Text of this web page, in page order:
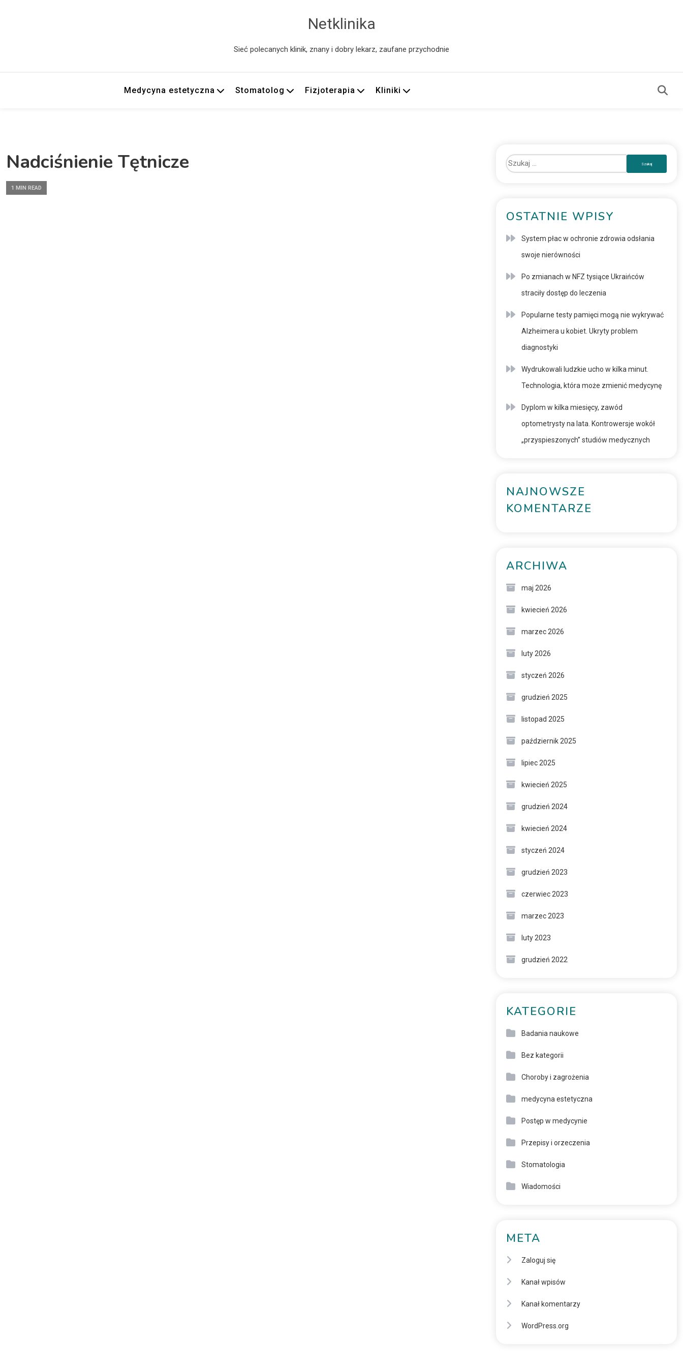
Netklinika
Sieć polecanych klinik, znany i dobry lekarz, zaufane przychodnie
Medycyna estetyczna Stomatolog Fizjoterapia Kliniki
Nadciśnienie Tętnicze
1 MIN READ
OSTATNIE WPISY
System płac w ochronie zdrowia odsłania
swoje nierówności
Po zmianach w NFZ tysiące Ukraińców
straciły dostęp do leczenia
Popularne testy pamięci mogą nie wykrywać
Alzheimera u kobiet. Ukryty problem
diagnostyki
Wydrukowali ludzkie ucho w kilka minut.
Technologia, która może zmienić medycynę
Dyplom w kilka miesięcy, zawód
optometrysty na lata. Kontrowersje wokół
„przyspieszonych” studiów medycznych
NAJNOWSZE
KOMENTARZE
ARCHIWA
maj 2026
kwiecień 2026
marzec 2026
luty 2026
styczeń 2026
grudzień 2025
listopad 2025
październik 2025
lipiec 2025
kwiecień 2025
grudzień 2024
kwiecień 2024
styczeń 2024
grudzień 2023
czerwiec 2023
marzec 2023
luty 2023
grudzień 2022
KATEGORIE
Badania naukowe
Bez kategorii
Choroby i zagrożenia
medycyna estetyczna
Postęp w medycynie
Przepisy i orzeczenia
Stomatologia
Wiadomości
META
Zaloguj się
Kanał wpisów
Kanał komentarzy
WordPress.org